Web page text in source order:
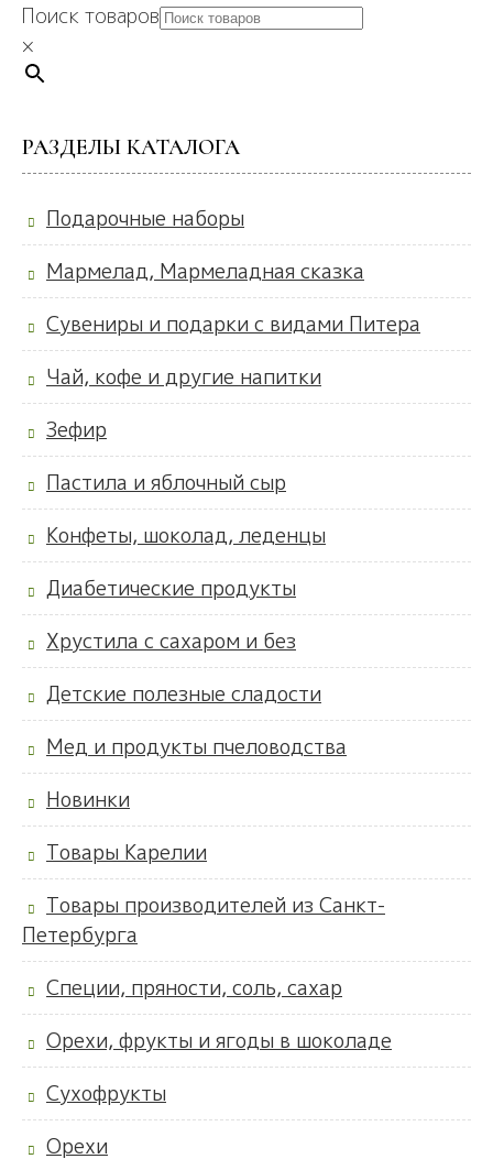
Поиск товаров
×
РАЗДЕЛЫ КАТАЛОГА
Подарочные наборы
Мармелад, Мармеладная сказка
Сувениры и подарки с видами Питера
Чай, кофе и другие напитки
Зефир
Пастила и яблочный сыр
Конфеты, шоколад, леденцы
Диабетические продукты
Хрустила с сахаром и без
Детские полезные сладости
Мед и продукты пчеловодства
Новинки
Товары Карелии
Товары производителей из Санкт-
Петербурга
Специи, пряности, соль, сахар
Орехи, фрукты и ягоды в шоколаде
Сухофрукты
Орехи